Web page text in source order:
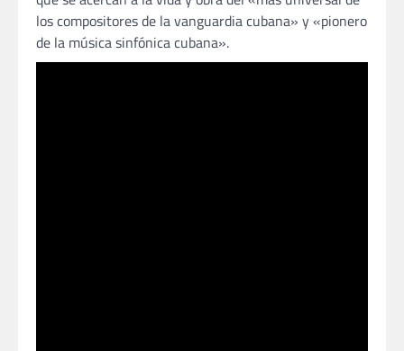
los compositores de la vanguardia cubana» y «pionero
de la música sinfónica cubana».